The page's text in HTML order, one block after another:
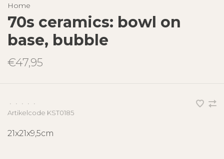
Home
70s ceramics: bowl on
base, bubble
€47,95
• • • •
•
Artikelcode KST0185
21x21x9,5cm